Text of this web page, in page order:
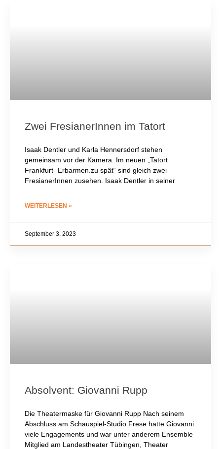
Zwei FresianerInnen im Tatort
Isaak Dentler und Karla Hennersdorf stehen
gemeinsam vor der Kamera. Im neuen „Tatort
Frankfurt- Erbarmen.zu spät“ sind gleich zwei
FresianerInnen zusehen. Isaak Dentler in seiner
WEITERLESEN »
September 3, 2023
Absolvent: Giovanni Rupp
Die Theatermaske für Giovanni Rupp Nach seinem
Abschluss am Schauspiel-Studio Frese hatte Giovanni
viele Engagements und war unter anderem Ensemble
Mitglied am Landestheater Tübingen, Theater